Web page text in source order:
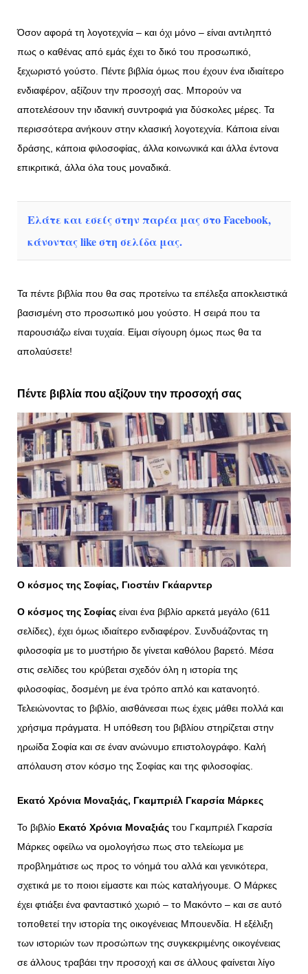
Όσον αφορά τη λογοτεχνία – και όχι μόνο – είναι αντιληπτό
πως ο καθένας από εμάς έχει το δικό του προσωπικό,
ξεχωριστό γούστο. Πέντε βιβλία όμως που έχουν ένα ιδιαίτερο
ενδιαφέρον, αξίζουν την προσοχή σας. Μπορούν να
αποτελέσουν την ιδανική συντροφιά για δύσκολες μέρες. Τα
περισσότερα ανήκουν στην κλασική λογοτεχνία. Κάποια είναι
δράσης, κάποια φιλοσοφίας, άλλα κοινωνικά και άλλα έντονα
επικριτικά, άλλα όλα τους μοναδικά.
Ελάτε και εσείς στην παρέα μας στο Facebook,
κάνοντας like στη σελίδα μας.
Τα πέντε βιβλία που θα σας προτείνω τα επέλεξα αποκλειστικά
βασισμένη στο προσωπικό μου γούστο. Η σειρά που τα
παρουσιάζω είναι τυχαία. Είμαι σίγουρη όμως πως θα τα
απολαύσετε!
Πέντε βιβλία που αξίζουν την προσοχή σας
Ο κόσμος της Σοφίας, Γιοστέιν Γκάαρντερ
Ο κόσμος της Σοφίας είναι ένα βιβλίο αρκετά μεγάλο (611
σελίδες), έχει όμως ιδιαίτερο ενδιαφέρον. Συνδυάζοντας τη
φιλοσοφία με το μυστήριο δε γίνεται καθόλου βαρετό. Μέσα
στις σελίδες του κρύβεται σχεδόν όλη η ιστορία της
φιλοσοφίας, δοσμένη με ένα τρόπο απλό και κατανοητό.
Τελειώνοντας το βιβλίο, αισθάνεσαι πως έχεις μάθει πολλά και
χρήσιμα πράγματα. Η υπόθεση του βιβλίου στηρίζεται στην
ηρωίδα Σοφία και σε έναν ανώνυμο επιστολογράφο. Καλή
απόλαυση στον κόσμο της Σοφίας και της φιλοσοφίας.
Εκατό Χρόνια Μοναξιάς, Γκαμπριέλ Γκαρσία Μάρκες
Το βιβλίο Εκατό Χρόνια Μοναξιάς του Γκαμπριέλ Γκαρσία
Μάρκες οφείλω να ομολογήσω πως στο τελείωμα με
προβλημάτισε ως προς το νόημά του αλλά και γενικότερα,
σχετικά με το ποιοι είμαστε και πώς καταλήγουμε. Ο Μάρκες
έχει φτιάξει ένα φανταστικό χωριό – το Μακόντο – και σε αυτό
τοποθετεί την ιστορία της οικογένειας Μπουενδία. Η εξέλιξη
των ιστοριών των προσώπων της συγκεκριμένης οικογένειας
σε άλλους τραβάει την προσοχή και σε άλλους φαίνεται λίγο